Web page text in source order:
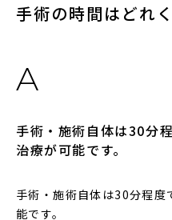
手術の時間はどれ
手術・施術自体は30分
治療が可能です。
手術・施術自体は30分程度
能です。